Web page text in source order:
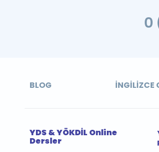
0
BLOG İNGILIZCE
YDS & YÖKDİL Online
Dersler